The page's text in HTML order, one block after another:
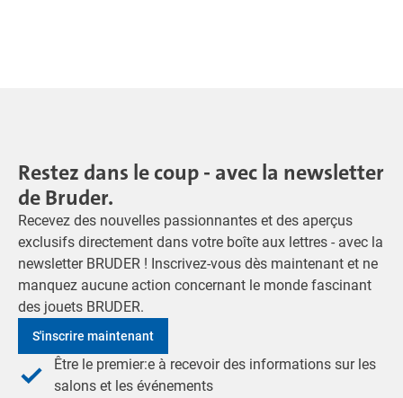
Restez dans le coup - avec la newsletter
de Bruder.
Recevez des nouvelles passionnantes et des aperçus
exclusifs directement dans votre boîte aux lettres - avec la
newsletter BRUDER ! Inscrivez-vous dès maintenant et ne
manquez aucune action concernant le monde fascinant
des jouets BRUDER.
S'inscrire maintenant
Être le premier:e à recevoir des informations sur les
salons et les événements